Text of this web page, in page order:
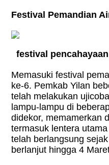
Festival Pemandian
festival
Memasuki festival
ke-6. Pemkab Yilan
telah melakukan
lampu-lampu di
didekor, memamerkan
termasuk lentera
telah berlangsung
berlanjut hingga 4